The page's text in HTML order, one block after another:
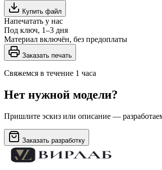
Купить файл
Напечатать у нас
Под ключ, 1–3 дня
Материал включён, без предоплаты
Заказать печать
Свяжемся в течение 1 часа
Нет нужной модели?
Пришлите эскиз или описание —
Заказать разработку